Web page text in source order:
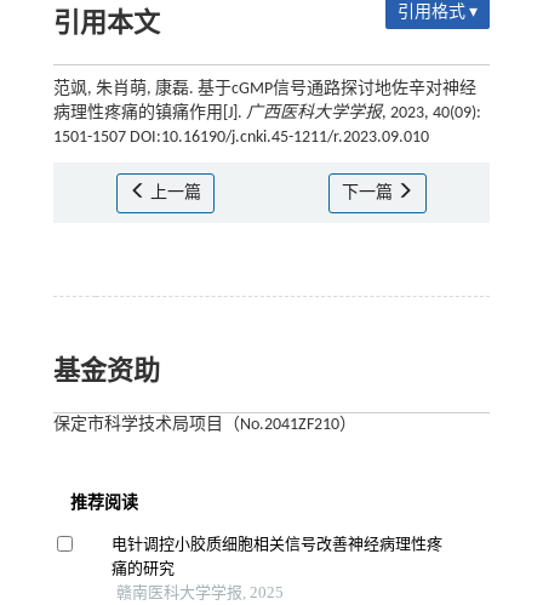
引用本文 引用格式 ▾
范飒, 朱肖萌, 康磊. 基于cGMP信号通路探讨地佐辛对神经
病理性疼痛的镇痛作用[J]. 广西医科大学学报, 2023, 40(09):
1501-1507 DOI:10.16190/j.cnki.45-1211/r.2023.09.010
上一篇 下一篇
基金资助
保定市科学技术局项目（No.2041ZF210）